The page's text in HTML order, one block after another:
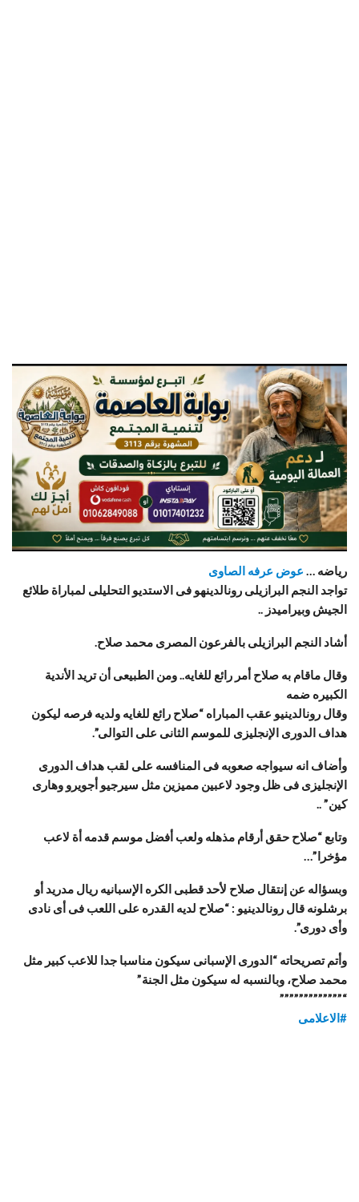
رياضه … عوض عرفه الصاوى
تواجد النجم البرازيلى رونالدينهو فى الاستديو التحليلى لمباراة طلائع
الجيش وبيراميدز ..
أشاد النجم البرازيلى بالفرعون المصرى محمد صلاح.
وقال ماقام به صلاح أمر رائع للغايه.. ومن الطبيعى أن تريد الأندية
الكبيره ضمه
وقال رونالدينيو عقب المباراه “صلاح رائع للغايه ولديه فرصه ليكون
هداف الدورى الإنجليزى للموسم الثانى على التوالى”.
وأضاف انه سيواجه صعوبه فى المنافسه على لقب هداف الدورى
الإنجليزى فى ظل وجود لاعبين مميزين مثل سيرجيو أجويرو وهارى
كين” ..
وتابع “صلاح حقق أرقام مذهله ولعب أفضل موسم قدمه أة لاعب
مؤخرا”…
وبسؤاله عن إنتقال صلاح لأحد قطبى الكره الإسبانيه ريال مدريد أو
برشلونه قال رونالدينيو : “صلاح لديه القدره على اللعب فى أى نادى
وأى دورى”.
وأتم تصريحاته “الدورى الإسبانى سيكون مناسبا جدا للاعب كبير مثل
محمد صلاح، وبالنسبه له سيكون مثل الجنة”
“”””””””””””””
#الاعلامى